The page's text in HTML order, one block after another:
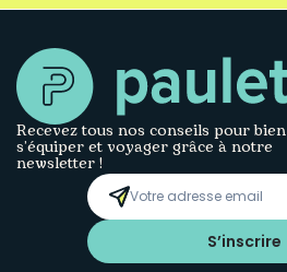
Recevez tous nos conseils pour bien
s’équiper et voyager grâce à notre
newsletter !
S’inscrire